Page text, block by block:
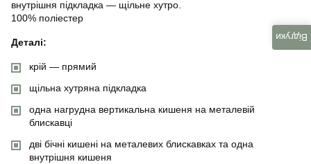
внутрішня підкладка — щільне хутро.
100% поліестер
Деталі:
крій — прямий
щільна хутряна підкладка
одна нагрудна вертикальна кишеня на металевій
блискавці
дві бічні кишені на металевих блискавках та одна
внутрішня кишеня
Відгуки